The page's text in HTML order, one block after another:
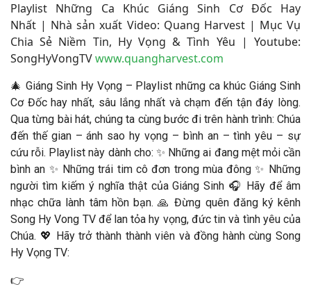
Playlist Những Ca Khúc Giáng Sinh Cơ Đốc Hay
Nhất | Nhà sản xuất Video: Quang Harvest | Mục Vụ
Chia Sẻ Niềm Tin, Hy Vọng & Tình Yêu | Youtube:
SongHyVongTVwww.quangharvest.com
🎄 Giáng Sinh Hy Vọng – Playlist những ca khúc Giáng Sinh
Cơ Đốc hay nhất, sâu lắng nhất và chạm đến tận đáy lòng.
Qua từng bài hát, chúng ta cùng bước đi trên hành trình: Chúa
đến thế gian – ánh sao hy vọng – bình an – tình yêu – sự
cứu rỗi. Playlist này dành cho: ✨ Những ai đang mệt mỏi cần
bình an ✨ Những trái tim cô đơn trong mùa đông ✨ Những
người tìm kiếm ý nghĩa thật của Giáng Sinh 🎧 Hãy để âm
nhạc chữa lành tâm hồn bạn. 🙏 Đừng quên đăng ký kênh
Song Hy Vong TV để lan tỏa hy vọng, đức tin và tình yêu của
Chúa. 💖 Hãy trở thành thành viên và đồng hành cùng Song
Hy Vọng TV:
👉